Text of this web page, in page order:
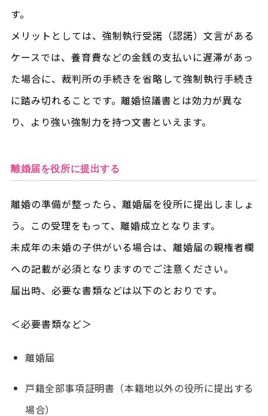
す。
メリットとしては、強制執行受諾（認諾）文言がある
ケースでは、養育費などの金銭の支払いに遅滞があっ
た場合に、裁判所の手続きを省略して強制執行手続き
に踏み切れることです。離婚協議書とは効力が異な
り、より強い強制力を持つ文書といえます。
離婚届を役所に提出する
離婚の準備が整ったら、離婚届を役所に提出しましょ
う。この受理をもって、離婚成立となります。
未成年の未婚の子供がいる場合は、離婚届の親権者欄
への記載が必須となりますのでご注意ください。
届出時、必要な書類などは以下のとおりです。
＜必要書類など＞
離婚届
戸籍全部事項証明書（本籍地以外の役所に提出する
場合）